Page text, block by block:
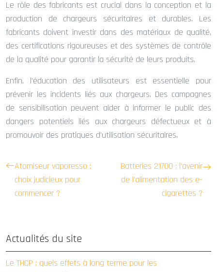
Le rôle des fabricants est crucial dans la conception et la
production de chargeurs sécuritaires et durables. Les
fabricants doivent investir dans des matériaux de qualité,
des certifications rigoureuses et des systèmes de contrôle
de la qualité pour garantir la sécurité de leurs produits.
Enfin, l’éducation des utilisateurs est essentielle pour
prévenir les incidents liés aux chargeurs. Des campagnes
de sensibilisation peuvent aider à informer le public des
dangers potentiels liés aux chargeurs défectueux et à
promouvoir des pratiques d’utilisation sécuritaires.
Atomiseur vaporesso :
choix judicieux pour
commencer ?
Batteries 21700 : l’avenir
de l’alimentation des e-
cigarettes ?
Actualités du site
Le THCP : quels effets à long terme pour les